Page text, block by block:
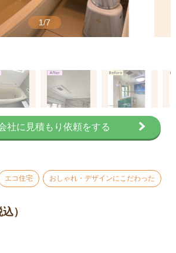
1/7
社に見積もり依頼をする
エコ住宅 おしゃれ・デザインにこだわった
）